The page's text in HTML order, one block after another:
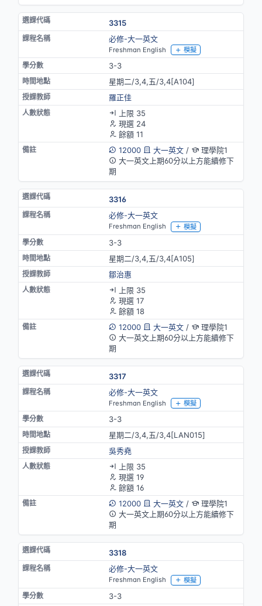
3315
必修-大一英文
Freshman English 模擬
3-3
星期二/3,4,五/3,4[A104]
羅正佳
上限 35
現選 24
餘額 11
12000
大一英文/
理學院1
大一英文上期60分以上方能續修下
期
3316
必修-大一英文
Freshman English 模擬
3-3
星期二/3,4,五/3,4[A105]
鄒治惠
上限 35
現選 17
餘額 18
12000
大一英文/
理學院1
大一英文上期60分以上方能續修下
期
3317
必修-大一英文
Freshman English 模擬
3-3
星期二/3,4,五/3,4[LAN015]
吳秀堯
上限 35
現選 19
餘額 16
12000
大一英文/
理學院1
大一英文上期60分以上方能續修下
期
3318
必修-大一英文
Freshman English 模擬
3-3